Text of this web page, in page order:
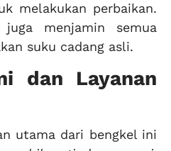
melakukan perbaikan.
juga menjamin semua
suku cadang asli.
dan Layanan
utama dari bengkel ini